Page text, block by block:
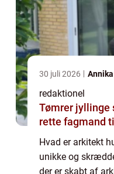
30 juli 2026
redaktionel
Tømrer jyllinge sådan vælger du den
rette fagmand
Hvad er arkitekt
unikke og
der er skabt af